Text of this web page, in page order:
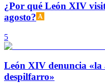
¿Por qué León XIV
agosto?
5
León XIV denuncia «la
despilfarro»